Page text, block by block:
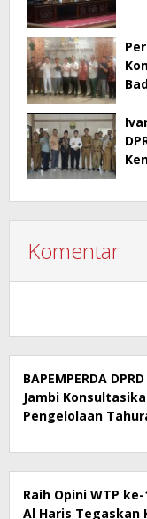
Komentar
BAPEMPERDA
Jambi
Pengelolaan
Raih Opini WTP
Al Haris Tegaskan